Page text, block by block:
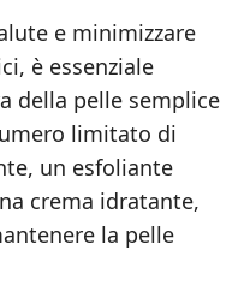
e minimizzare
è essenziale
della pelle semplice
limitato di
un esfoliante
crema idratante,
la pelle